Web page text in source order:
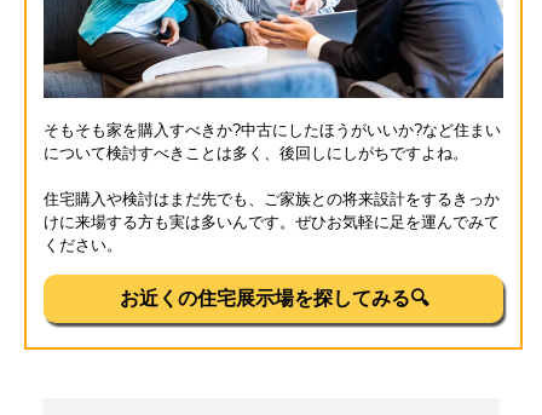
そもそも家を購入すべきか?中古にしたほうがいいか?など住まい
について検討すべきことは多く、後回しにしがちですよね。
住宅購入や検討はまだ先でも、ご家族との将来設計をするきっか
けに来場する方も実は多いんです。ぜひお気軽に足を運んでみて
ください。
お近くの住宅展示場を探してみる🔍